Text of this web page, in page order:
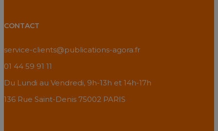
CONTACT
service-clients@publications-agora.fr
01 44 59 91 11
Du Lundi au Vendredi, 9h-13h et 14h-17h
136 Rue Saint-Denis 75002 PARIS